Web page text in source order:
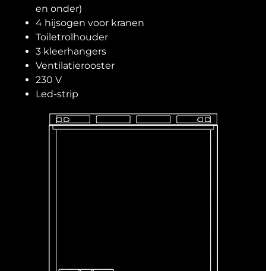
en onder)
4 hijsogen voor kranen
Toiletrolhouder
3 kleerhangers
Ventilatierooster
230 V
Led-strip